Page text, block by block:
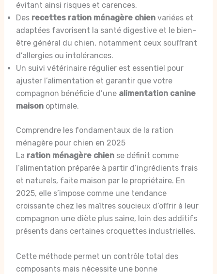
évitant ainsi risques et carences.
Des recettes ration ménagère chienvariées et
adaptées favorisent la santé digestive et le bien-
être général du chien, notamment ceux souffrant
d’allergies ou intolérances.
Un suivi vétérinaire régulier est essentiel pour
ajuster l’alimentation et garantir que votre
compagnon bénéficie d’une alimentation canine
maisonoptimale.
Comprendre les fondamentaux de la ration
ménagère pour chien en 2025
La ration ménagère chiense définit comme
l’alimentation préparée à partir d’ingrédients frais
et naturels, faite maison par le propriétaire. En
2025, elle s’impose comme une tendance
croissante chez les maîtres soucieux d’offrir à leur
compagnon une diète plus saine, loin des additifs
présents dans certaines croquettes industrielles.
Cette méthode permet un contrôle total des
composants mais nécessite une bonne